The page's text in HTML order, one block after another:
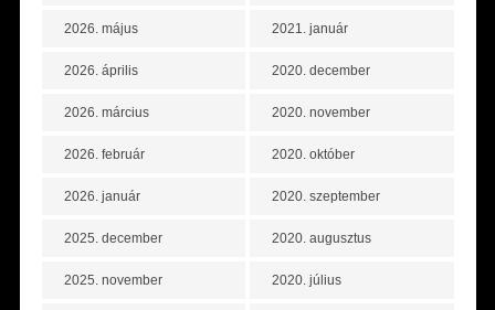
2026. május
2026. április
2026. március
2026. február
2026. január
2025. december
2025. november
2021. január
2020. december
2020. november
2020. október
2020. szeptember
2020. augusztus
2020. július